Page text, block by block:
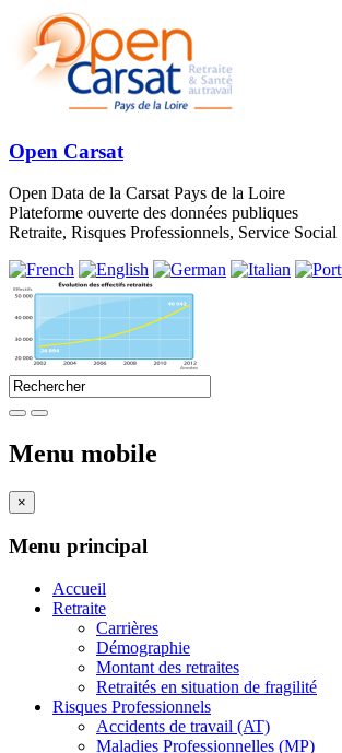
Open Carsat
Open Data de la Carsat Pays de la Loire
Plateforme ouverte des données publiques
Retraite, Risques Professionnels, Service Social
Menu mobile
×
Menu principal
Accueil
Retraite
Carrières
Démographie
Montant des retraites
Retraités en situation de fragilité
Risques Professionnels
Accidents de travail (AT)
Maladies Professionnelles (MP)